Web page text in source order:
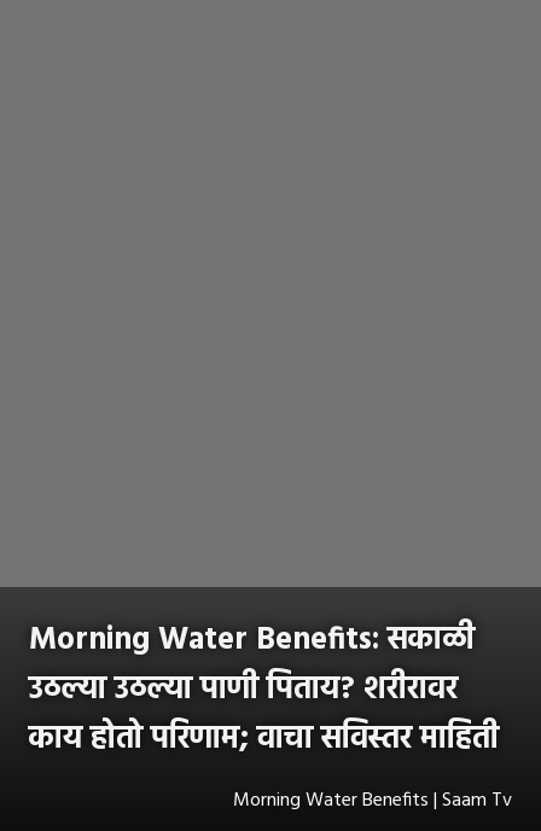
Morning Water Benefits: सकाळी
उठल्या उठल्या पाणी पिताय? शरीरावर
काय होतो परिणाम; वाचा सविस्तर माहिती
Morning Water Benefits | Saam Tv